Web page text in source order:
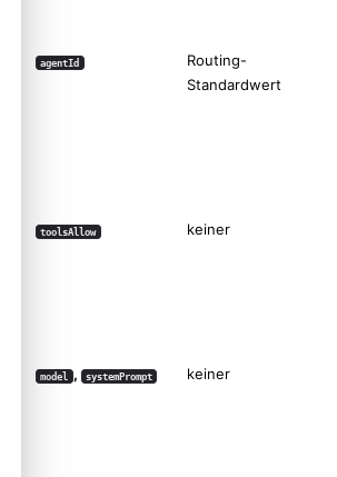
agentId
Routing-
Standardwert
toolsAllow keiner
model , systemPrompt keiner